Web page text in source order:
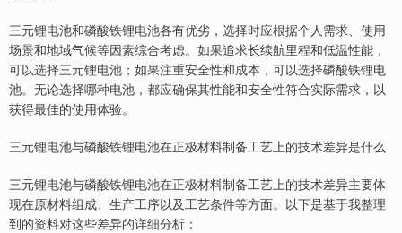
三元锂电池和磷酸铁锂电池各有优劣，选择时应根据个人需求、使用
场景和地域气候等因素综合考虑。如果追求长续航里程和低温性能，
可以选择三元锂电池；如果注重安全性和成本，可以选择磷酸铁锂电
池。无论选择哪种电池，都应确保其性能和安全性符合实际需求，以
获得最佳的使用体验。
三元锂电池与磷酸铁锂电池在正极材料制备工艺上的技术差异是什么
三元锂电池与磷酸铁锂电池在正极材料制备工艺上的技术差异主要体
现在原材料组成、生产工序以及工艺条件等方面。以下是基于我整理
到的资料对这些差异的详细分析：